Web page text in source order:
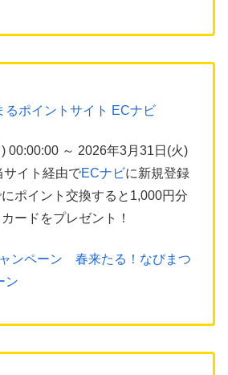
00:00:00 ～ 2026年3月31日(火)
サイト経由でECナビに新規登録
ポイント交換すると1,000円分
ードをプレゼント！
ンペーン 春来たる！なびまつ
ン